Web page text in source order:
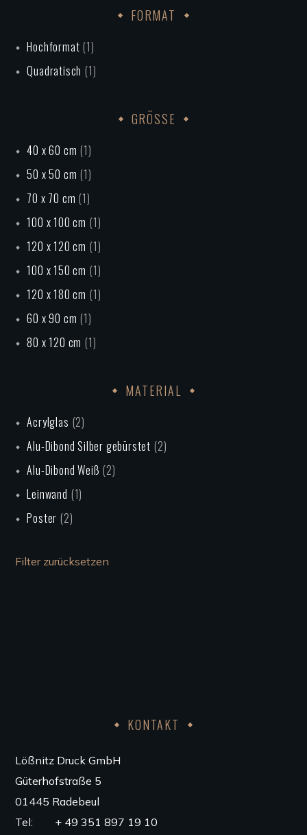
FORMAT
Hochformat (1)
Quadratisch (1)
GRÖSSE
40 x 60 cm (1)
50 x 50 cm (1)
70 x 70 cm (1)
100 x 100 cm (1)
120 x 120 cm (1)
100 x 150 cm (1)
120 x 180 cm (1)
60 x 90 cm (1)
80 x 120 cm (1)
MATERIAL
Acrylglas (2)
Alu-Dibond Silber gebürstet (2)
Alu-Dibond Weiß (2)
Leinwand (1)
Poster (2)
Filter zurücksetzen
KONTAKT
Lößnitz Druck GmbH
Güterhofstraße 5
01445 Radebeul
Tel: + 49 351 897 19 10